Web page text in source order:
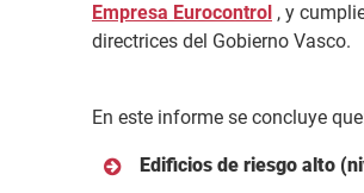
Empresa Eurocontrol , y
directrices del Gobierno Vasco.
En este informe se concluye
Edificios de riesgo alto